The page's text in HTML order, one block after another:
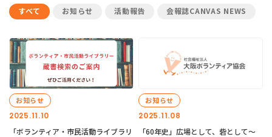
すべて お知らせ 活動報告 会報誌CANVAS NEWS
2025.11.10
お知らせ
「ボランティア・市民活動ライブラリ
2025.11.08
お知らせ
「60年史」広場として、砦として～